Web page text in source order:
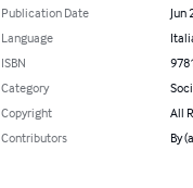
Publication Date
Jun
Language
ISBN
Category
Copyright
All
Contributors
By